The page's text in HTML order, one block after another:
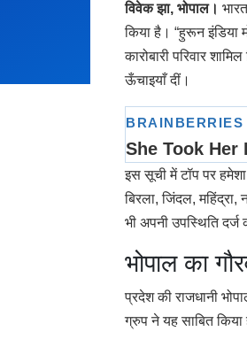
विवेक झा, भोपाल।
किया है। “हुरून
कारोबारी परिवार
ऊँचाइयाँ दीं।
इस सूची में टॉप पर
बिरला, जिंदल,
भी अपनी उपस्थिति
भोपाल का
प्रदेश की राजधानी
ग्रुप ने यह साबित